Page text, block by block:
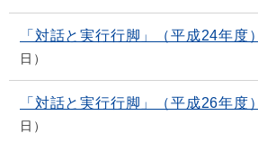
「対話と実行行脚」（平成24年度）
日
「対話と実行行脚」（平成26年度）
日